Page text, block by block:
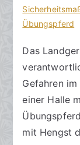
0
o
r
k
R
e
c
h
r
a
v
e
r
ö
f
Übungspferd
e
K
m
m
e
n
t
Das
Gefahren
einer Halle
mit Hengst